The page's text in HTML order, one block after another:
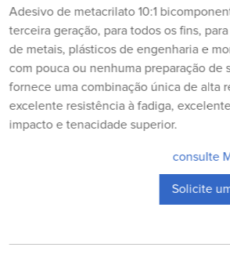
Adesivo de metacrilato 10:1
terceira geração, para todos os fins,
de metais, plásticos de engenharia e
com pouca ou nenhuma preparação de
fornece uma combinação única de alta
excelente resistência à fadiga,
impacto e tenacidade superior.
consulte
Solicite